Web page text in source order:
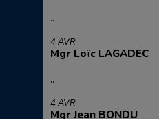
..
4 AVR
Mgr Loïc LAGADEC
..
4 AVR
Mgr Jean BONDU